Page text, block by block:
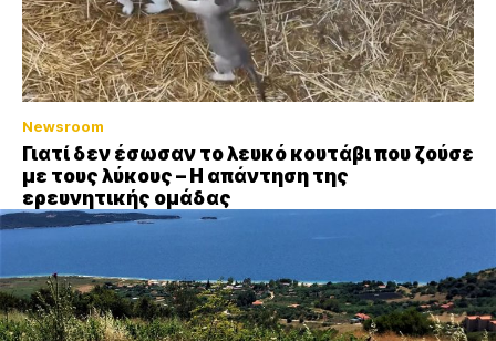
Newsroom
Γιατί δεν έσωσαν το λευκό κουτάβι που ζούσε
με τους λύκους – Η απάντηση της
ερευνητικής ομάδας